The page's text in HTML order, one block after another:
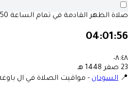
صلاة الظهر القادمة في تمام الساعة
04:01:56
٠٨:٤٨
23 صفر 1448 هـ
📍 السودان - مواقيت الصلاة في ال